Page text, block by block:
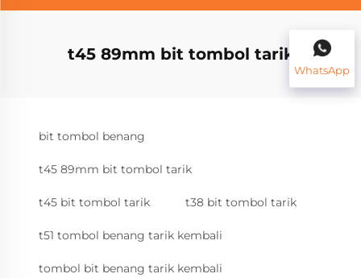
t45 89mm bit tombol tarik
bit tombol benang
t45 89mm bit tombol tarik
t45 bit tombol tarik t38 bit tombol tarik
t51 tombol benang tarik kembali
tombol bit benang tarik kembali
WhatsApp